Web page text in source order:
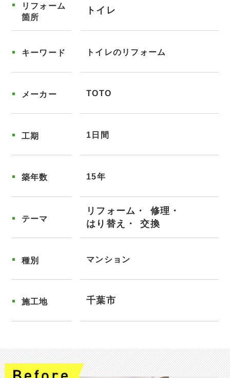
リフォーム
箇所
トイレ
キーワード トイレのリフォーム
メーカー TOTO
工期 1日間
築年数 15年
テーマ
リフォーム
修理
はり替え
交換
種別 マンション
施工地 千葉市